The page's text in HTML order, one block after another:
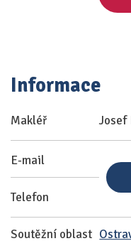
Informace
Makléř Josef
E-mail
Telefon
Soutěžní oblast